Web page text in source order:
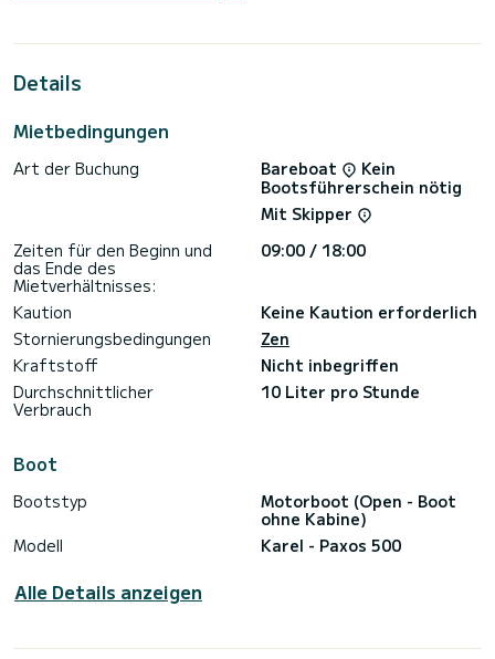
Details
Mietbedingungen
Art der Buchung Bareboat
Kein
Bootsführerschein nötig
Mit Skipper
Zeiten für den Beginn und
das Ende des
Mietverhältnisses:
09:00 / 18:00
Kaution
Keine Kaution erforderlich
Stornierungsbedingungen
Zen
Kraftstoff
Nicht inbegriffen
Durchschnittlicher
Verbrauch
10 Liter pro Stunde
Boot
Bootstyp
Motorboot (Open - Boot
ohne Kabine)
Modell
Karel - Paxos 500
Alle Details anzeigen